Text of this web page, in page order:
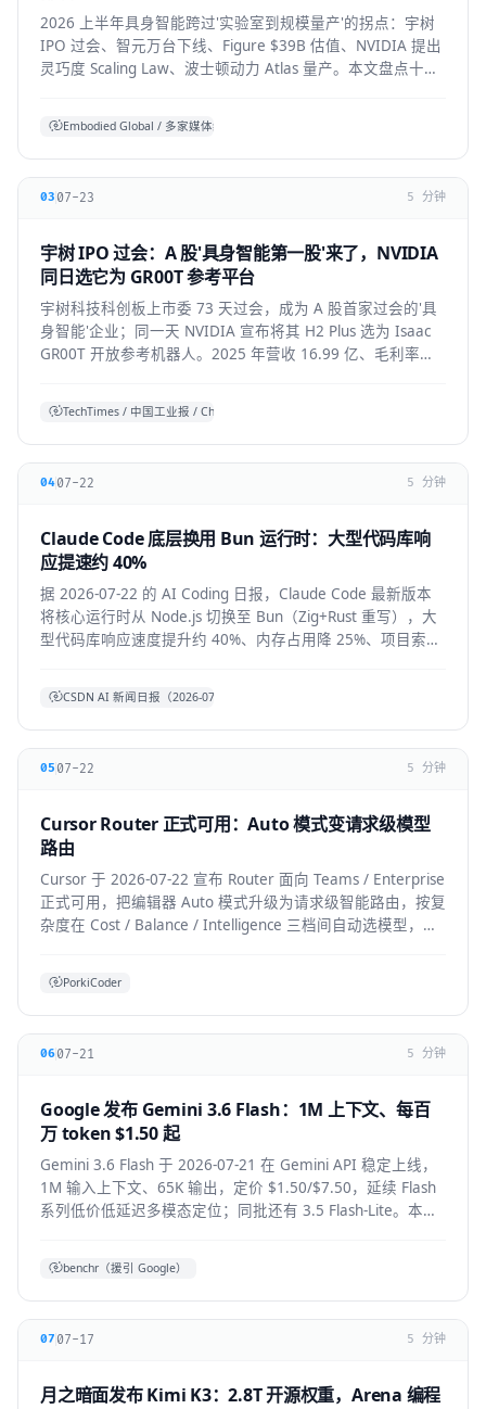
2026 上半年具身智能跨过'实验室到规模量产'的拐点：宇树
IPO 过会、智元万台下线、Figure $39B 估值、NVIDIA 提出
灵巧度 Scaling Law、波士顿动力 Atlas 量产。本文盘点十大
Embodied Global / 多家媒体综合
03 07-23 5 分钟
宇树 IPO 过会：A 股'具身智能第一股'来了，NVIDIA
同日选它为 GR00T 参考平台
宇树科技科创板上市委 73 天过会，成为 A 股首家过会的'具
身智能'企业；同一天 NVIDIA 宣布将其 H2 Plus 选为 Isaac
GR00T 开放参考机器人。2025 年营收 16.99 亿、毛利率
TechTimes / 中国工业报 / China Daily 综合
0407-22 5 分钟
Claude Code 底层换用 Bun 运行时：大型代码库响
应提速约 40%
据 2026-07-22 的 AI Coding 日报，Claude Code 最新版本
将核心运行时从 Node.js 切换至 Bun（Zig+Rust 重写），大
型代码库响应速度提升约 40%、内存占用降 25%、项目索引
CSDN AI 新闻日报（2026-07-22）
05 07-22 5 分钟
Cursor Router 正式可用：Auto 模式变请求级模型
路由
Cursor 于 2026-07-22 宣布 Router 面向 Teams / Enterprise
正式可用，把编辑器 Auto 模式升级为请求级智能路由，按复
杂度在 Cost / Balance / Intelligence 三档间自动选模型，降
PorkiCoder
0607-21 5 分钟
Google 发布 Gemini 3.6 Flash：1M 上下文、每百
万 token $1.50 起
Gemini 3.6 Flash 于 2026-07-21 在 Gemini API 稳定上线，
1M 输入上下文、65K 输出，定价 $1.50/$7.50，延续 Flash
系列低价低延迟多模态定位；同批还有 3.5 Flash-Lite。本文
benchr（援引 Google）
07 07-17 5 分钟
月之暗面发布 Kimi K3：2.8T 开源权重，Arena 编程